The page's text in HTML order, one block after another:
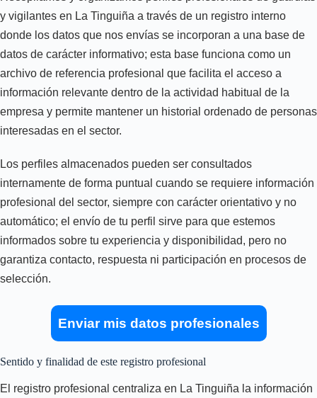
y vigilantes en La Tinguiña a través de un registro interno
donde los datos que nos envías se incorporan a una base de
datos de carácter informativo; esta base funciona como un
archivo de referencia profesional que facilita el acceso a
información relevante dentro de la actividad habitual de la
empresa y permite mantener un historial ordenado de personas
interesadas en el sector.
Los perfiles almacenados pueden ser consultados
internamente de forma puntual cuando se requiere información
profesional del sector, siempre con carácter orientativo y no
automático; el envío de tu perfil sirve para que estemos
informados sobre tu experiencia y disponibilidad, pero no
garantiza contacto, respuesta ni participación en procesos de
selección.
Enviar mis datos profesionales
Sentido y finalidad de este registro profesional
El registro profesional centraliza en La Tinguiña la información